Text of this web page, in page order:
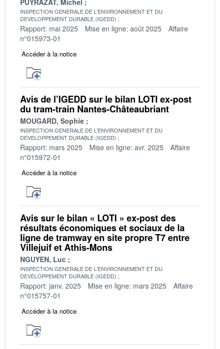
INSPECTION GENERALE DE L'ENVIRONNEMENT ET DU
DEVELOPPEMENT DURABLE (IGEDD)
Rapport: mai 2025 Mise en ligne: août 2025
Affaire
n°015973-01
Accéder à la notice
Avis de l’IGEDD sur le bilan LOTI ex-post
du tram-train Nantes-Châteaubriant
MOUGARD, Sophie
INSPECTION GENERALE DE L'ENVIRONNEMENT ET DU
DEVELOPPEMENT DURABLE (IGEDD)
Rapport: mars 2025 Mise en ligne: avr. 2025
Affaire
n°015972-01
Accéder à la notice
Avis sur le bilan « LOTI » ex-post des
résultats économiques et sociaux de la
ligne de tramway en site propre T7 entre
Villejuif et Athis-Mons
NGUYEN, Luc
INSPECTION GENERALE DE L'ENVIRONNEMENT ET DU
DEVELOPPEMENT DURABLE (IGEDD)
Rapport: janv. 2025 Mise en ligne: mars 2025
Affaire
n°015757-01
Accéder à la notice